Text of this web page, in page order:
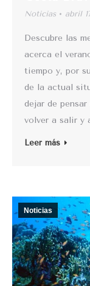
Noticias abril
Descubre las
acerca el
tiempo y, por
de la actual
dejar de
volver a salir y
Leer más
Noticias